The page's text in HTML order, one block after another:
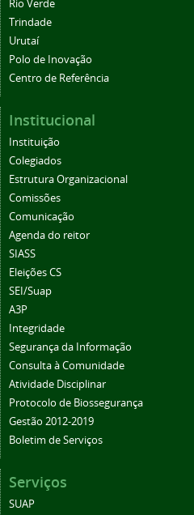
Rio Verde
Trindade
Urutaí
Polo de Inovação
Centro de Referência
Institucional
Instituição
Colegiados
Estrutura Organizacional
Comissões
Comunicação
Agenda do reitor
SIASS
Eleições CS
SEI/Suap
A3P
Integridade
Segurança da Informação
Consulta à Comunidade
Atividade Disciplinar
Protocolo de Biossegurança
Gestão 2012-2019
Boletim de Serviços
Serviços
SUAP